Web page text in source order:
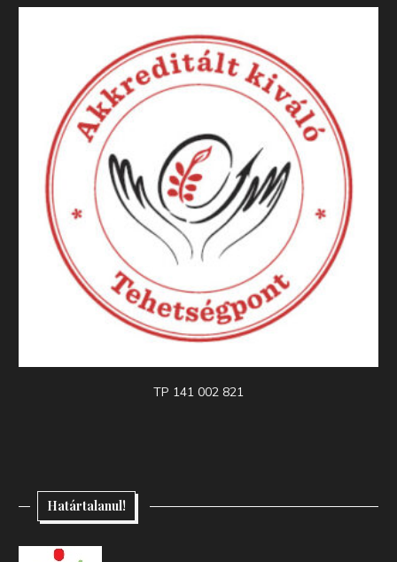
TP 141 002 821
Határtalanul!